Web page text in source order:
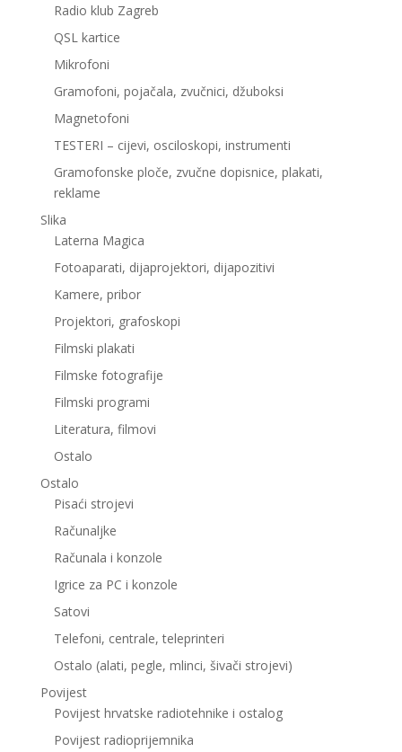
Radio klub Zagreb
QSL kartice
Mikrofoni
Gramofoni, pojačala, zvučnici, džuboksi
Magnetofoni
TESTERI – cijevi, osciloskopi, instrumenti
Gramofonske ploče, zvučne dopisnice, plakati,
reklame
Slika
Laterna Magica
Fotoaparati, dijaprojektori, dijapozitivi
Kamere, pribor
Projektori, grafoskopi
Filmski plakati
Filmske fotografije
Filmski programi
Literatura, filmovi
Ostalo
Ostalo
Pisaći strojevi
Računaljke
Računala i konzole
Igrice za PC i konzole
Satovi
Telefoni, centrale, teleprinteri
Ostalo (alati, pegle, mlinci, šivači strojevi)
Povijest
Povijest hrvatske radiotehnike i ostalog
Povijest radioprijemnika